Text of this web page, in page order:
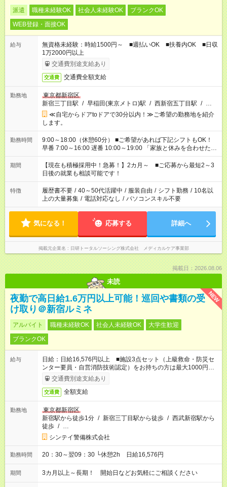
派遣 職種未経験OK 社会人未経験OK
ブランクOK
WEB登録・面接OK
給与
無資格未経験：時給1500円～ ■週払いOK ■扶養内OK ■日収
1万2000円以上
交通費別途支給あり
交通費 交通費全額支給
勤務地
東京都新宿区
新宿三丁目駅 / 早稲田(東京メトロ)駅 / 西新宿五丁目駅 / …
≪自宅からドアtoドアで30分以内！≫ご希望の勤務地を紹介
します。
勤務時間
9:00～18:00（休憩60分） ■ご希望があれば下記シフトもOK！
早番 7:00～16:00 遅番 10:00～19:00 「家族と休みを合わせた
い」 「余裕を持って夕飯の準備がしたい」 「できれば残業はし
たくない」 など、ご希望を教えてくださいね。 ※Wワーク希望
の方へ 今ご覧のお仕事で希望する勤務時間と、もう1つのお仕事
の勤務時間。 合計で週40時間を超える場合は応募できません。
期間
【現在も積極採用中！急募！】2カ月～ ■ご応募から最短2～3
日後の就業も相談可能です！
特徴 履歴書不要 / 40～50代活躍中 / 服装自由 / シフト勤務 / 10名以
上の大量募集 / 電話対応なし / パソコンスキル不要
気になる！ 応募する 詳細へ
掲載元企業名 日研トータルソーシング株式会社 メディカルケア事業部
掲載日：2026.08.06
未読
NEW
夜勤で高日給1.6万円以上可能！巡回や書類の受
け取り＠新宿ルミネ
アルバイト 職種未経験OK 社会人未経験OK
大学生歓迎
ブランクOK
給与
日給：日給16,576円以上 ■施設3点セット（上級救命・防災セ
ンター要員・自営消防技術認定）をお持ちの方は最大1000円プ
ラス！交通費別途支給あり
交通費 全額支給
勤務地
東京都新宿区
新宿駅から徒歩1分 / 新宿三丁目駅から徒歩 / 西武新宿駅から
徒歩 / …
シンテイ警備株式会社
勤務時間 20：30～翌09：30 └休憩2h 日給16,576円
期間 3カ月以上～長期！ 開始日などお気軽にご相談ください